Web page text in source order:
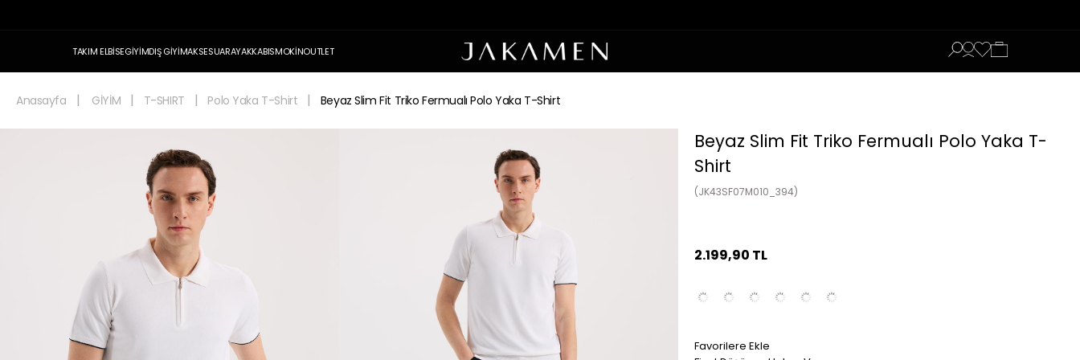
TAKIM ELBİSEGİYİMDIŞ GİYİMAKSESUARAYAKKABISMOKİNOUTLET
Anasayfa GİYİM T-SHIRT Polo Yaka T-Shirt Beyaz Slim Fit Triko Fermualı Polo Yaka T-Shirt
Beyaz Slim Fit Triko Fermualı Polo Yaka T-
Shirt
(JK43SF07M010_394)
2.199,90 TL
Favorilere Ekle